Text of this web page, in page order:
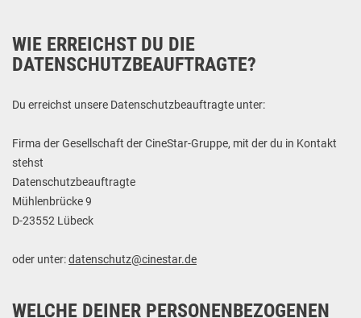
WIE ERREICHST DU DIE
DATENSCHUTZBEAUFTRAGTE?
Du erreichst unsere Datenschutzbeauftragte unter:
Firma der Gesellschaft der CineStar-Gruppe, mit der du in Kontakt
stehst
Datenschutzbeauftragte
Mühlenbrücke 9
D-23552 Lübeck
oder unter:datenschutz@cinestar.de
WELCHE DEINER PERSONENBEZOGENEN